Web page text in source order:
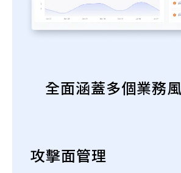
全面涵蓋多個業務
攻擊面管理